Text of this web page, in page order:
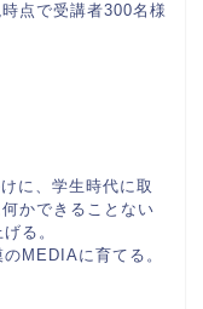
点で受講者300名様
に、学生時代に取
かできることない
る。
MEDIAに育てる。